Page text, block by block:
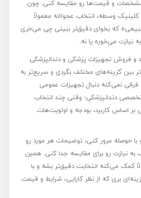
مشخصات و قیمت‌ها رو مقایسه کنی. چون
وسطه، انتخاب عجولانه معمولاً
که بخوای دقیق‌تر ببینی چی می‌خری
نیازت می‌خوره یا نه.
و فروش تجهیزات پزشکی و دندانپزشکی
بین گزینه‌های مختلف بگردی و سریع‌تر به
نمی‌کنه دنبال تجهیزات عمومی
دندانپزشکی؛ وقتی چند انتخاب
اساس کاربرد، بودجه و اولویت‌هات
حوصله مرور کنی، توضیحات هر مورد رو
به نیازت رو برای مقایسه جدا کنی. همین
کمک می‌کنه انتخابت دقیق‌تر بشه و با
بری که از نظر کارایی، شرایط و قیمت